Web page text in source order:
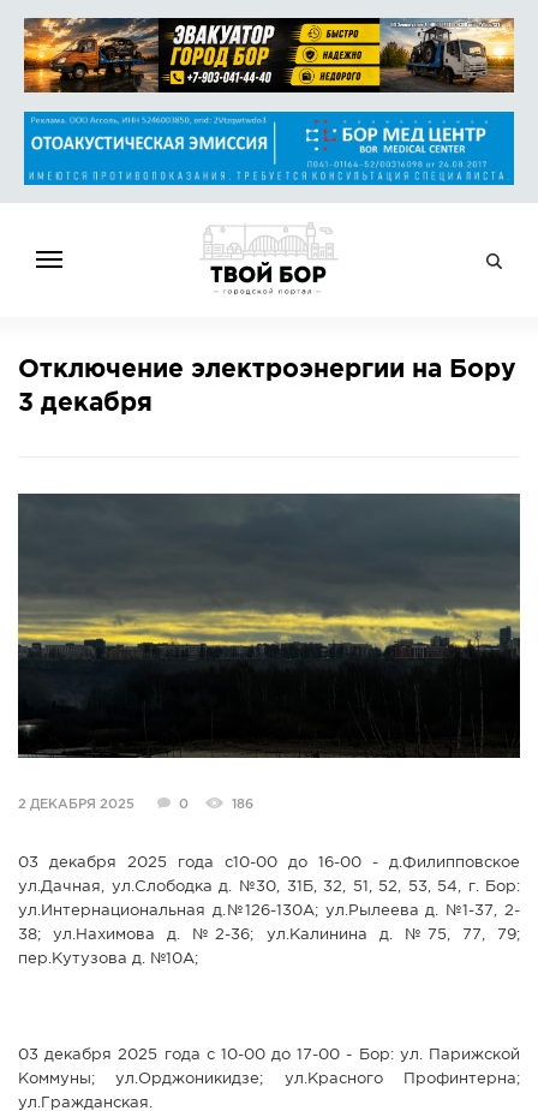
НОВОСТИ
СПРАВОЧНИК
КОНКУРСЫ
ПРЕДЛОЖИТЬ НОВОСТЬ
ФОТО
Отключение электроэнергии на Бору
3 декабря
2 ДЕКАБРЯ 2025 0 186
03 декабря 2025 года с10-00 до 16-00 - д.Филипповское
ул.Дачная, ул.Слободка д. №30, 31Б, 32, 51, 52, 53, 54, г. Бор:
ул.Интернациональная д.№126-130А; ул.Рылеева д. №1-37, 2-
38; ул.Нахимова д. №2-36; ул.Калинина д. №75, 77, 79;
пер.Кутузова д. №10А;
03 декабря 2025 года с 10-00 до 17-00 - Бор: ул. Парижской
Коммуны; ул.Орджоникидзе; ул.Красного Профинтерна;
ул.Гражданская.